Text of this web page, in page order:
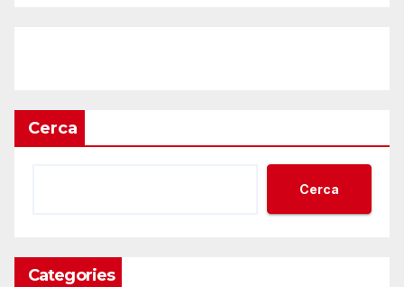
Cerca
Cerca
Categories